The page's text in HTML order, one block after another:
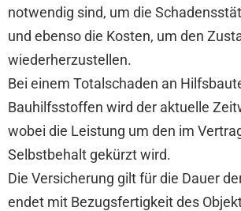
notwendig sind, um die
und ebenso die Kosten, um den
wiederherzustellen.
Bei einem Totalschaden an
Bauhilfsstoffen wird der aktuelle
wobei die Leistung um den im
Selbstbehalt gekürzt wird.
Die Versicherung gilt für die Dauer
endet mit Bezugsfertigkeit des